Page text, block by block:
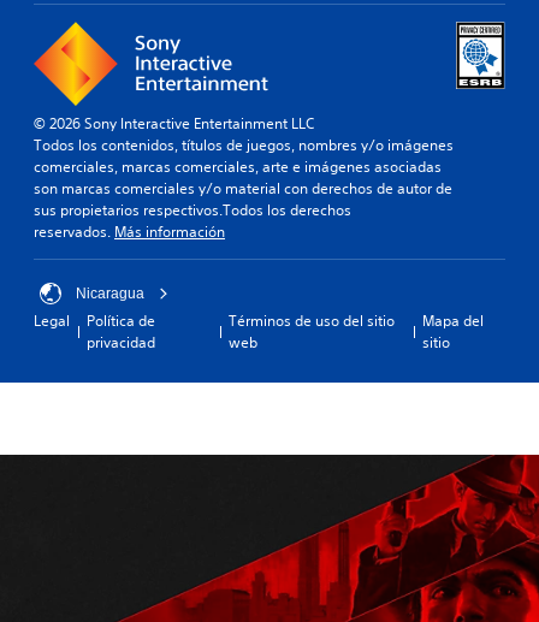
© 2026 Sony Interactive Entertainment LLC
Todos los contenidos, títulos de juegos, nombres y/o imágenes
comerciales, marcas comerciales, arte e imágenes asociadas
son marcas comerciales y/o material con derechos de autor de
sus propietarios respectivos.Todos los derechos
reservados. Más información
Nicaragua
Legal
Política de
privacidad
Términos de uso del sitio
web
Mapa del
sitio